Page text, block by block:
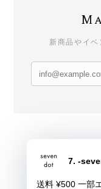
新商品やイベ
プライバシーポ